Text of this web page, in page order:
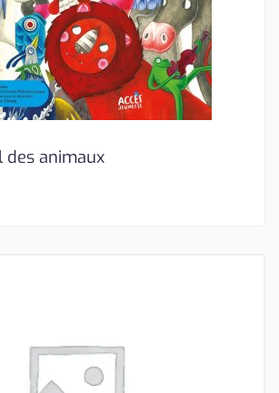
des animaux